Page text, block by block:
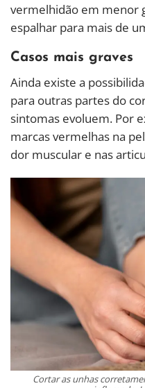
vermelhidão em menor
espalhar para mais de
Casos mais graves
Ainda existe a
para outras partes do
sintomas evoluem. Por
marcas vermelhas na
dor muscular e nas
Cortar as unhas